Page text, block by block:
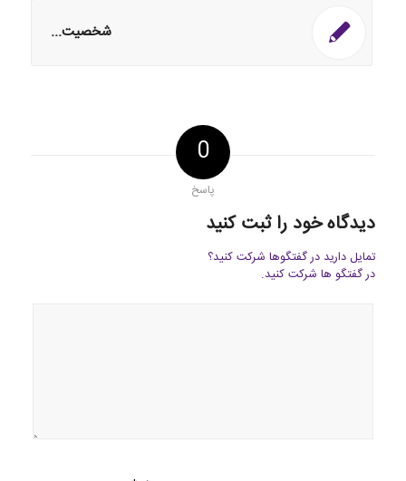
شخصیت...
0
پاسخ
دیدگاه خود را ثبت کنید
تمایل دارید در گفتگوها شرکت کنید؟
در گفتگو ها شرکت کنید.